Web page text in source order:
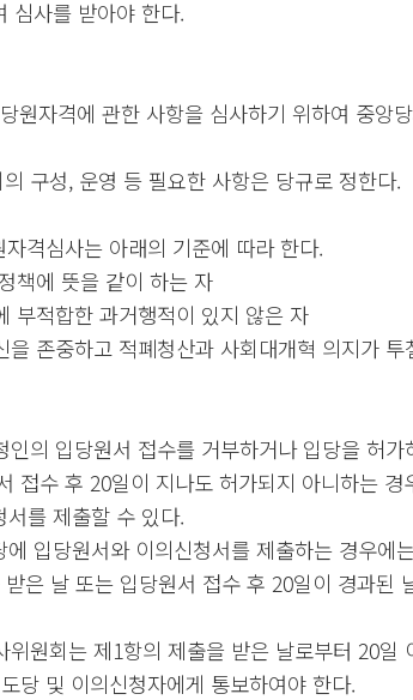
심사를 받아야 한다.
자격에 관한 사항을 심사하기 위하여 중앙
구성, 운영 등 필요한 사항은 당규로 정한다.
격심사는 아래의 기준에 따라 한다.
책에 뜻을 같이 하는 자
부적합한 과거행적이 있지 않은 자
을 존중하고 적폐청산과 사회대개혁 의지가 투
의 입당원서 접수를 거부하거나 입당을 허가
접수 후 20일이 지나도 허가되지 아니하는
를 제출할 수 있다.
입당원서와 이의신청서를 제출하는 경우에
은 날 또는 입당원서 접수 후 20일이 경과된
원회는 제1항의 제출을 받은 날로부터 20일
당 및 이의신청자에게 통보하여야 한다.